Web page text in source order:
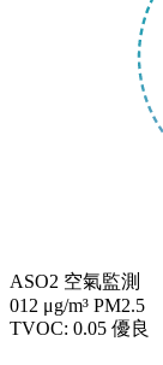
ASO2 空氣監測
012 μg/m³ PM2.5
TVOC: 0.05 優良